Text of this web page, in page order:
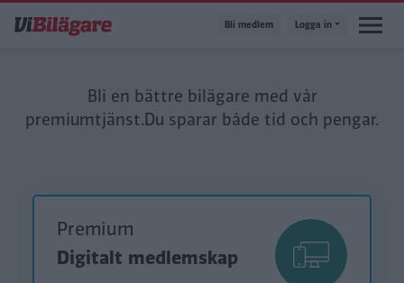
till
Bli medlem Logga in
Bli en bättre bilägare med vår
premiumtjänst.Du sparar både tid och pengar.
Premium
Digitalt medlemskap